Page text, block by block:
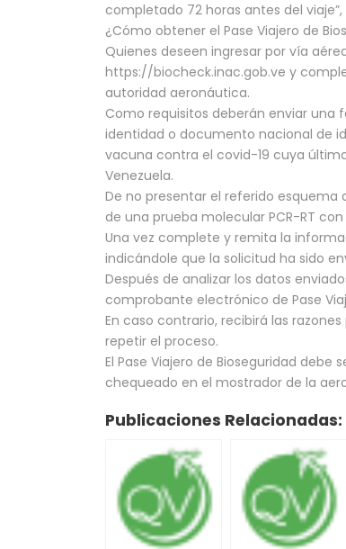
completado 72 horas antes del
¿Cómo obtener el Pase Viajero de
Quienes deseen ingresar por vía
https://biocheck.inac.gob.ve y
autoridad aeronáutica.
Como requisitos deberán enviar una
identidad o documento nacional de
vacuna contra el covid-19 cuya
Venezuela.
De no presentar el referido
de una prueba molecular PCR-RT
Una vez complete y remita la
indicándole que la solicitud ha sido
Después de analizar los datos
comprobante electrónico de Pase
En caso contrario, recibirá las
repetir el proceso.
El Pase Viajero de Bioseguridad
chequeado en el mostrador de la
Publicaciones Relacionadas: